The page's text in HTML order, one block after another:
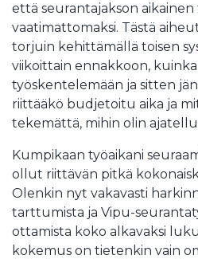
että seurantajakson
vaatimattomaksi. Tästä
torjuin kehittämällä toisen
viikoittain ennakkoon,
työskentelemään ja sitten
riittääkö budjetoitu aika ja
tekemättä, mihin olin
Kumpikaan työaikani
ollut riittävän pitkä
Olenkin nyt vakavasti
tarttumista ja Vipu-
ottamista koko alkavaksi
kokemus on tietenkin vain